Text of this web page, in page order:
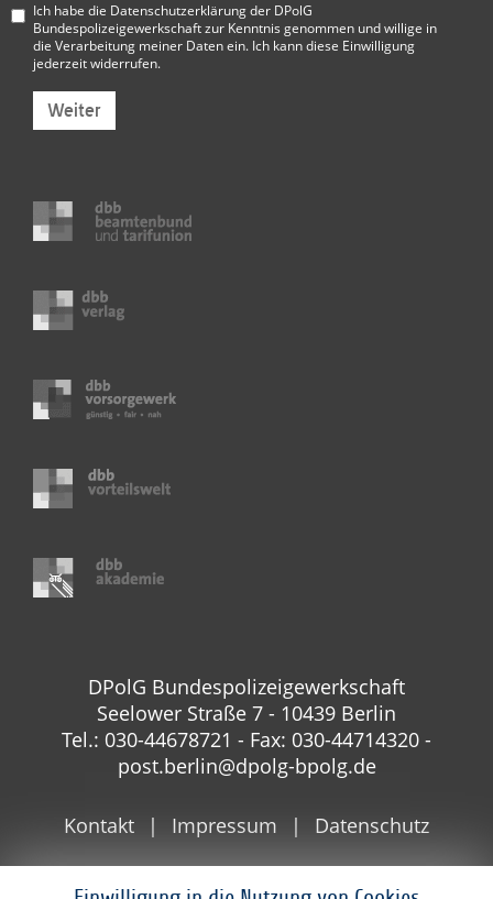
Ich habe die Datenschutzerklärung der DPolG
Bundespolizeigewerkschaftzur Kenntnis genommen und willige in
die Verarbeitung meiner Daten ein. Ich kann diese Einwilligung
jederzeit widerrufen.
Weiter
DPolG Bundespolizeigewerkschaft
Seelower Straße 7 - 10439 Berlin
Tel.: 030-44678721 - Fax: 030-44714320 -
post.berlin@dpolg-bpolg.de
Kontakt Impressum Datenschutz